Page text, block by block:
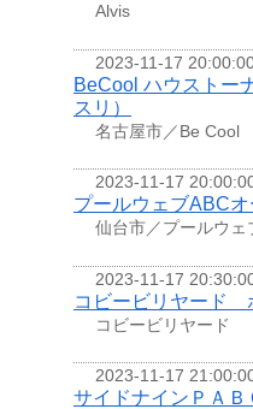
Alvis
2023-11-17
BeCool ハウストー
スリ）
名古屋市／Be Cool
2023-11-17
プールウェブABC
仙台市／プールウェ
2023-11-17
コビービリヤード
コビービリヤード
2023-11-17
サイドナインＰＡＢ